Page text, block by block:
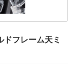
ドフレーム天ミ